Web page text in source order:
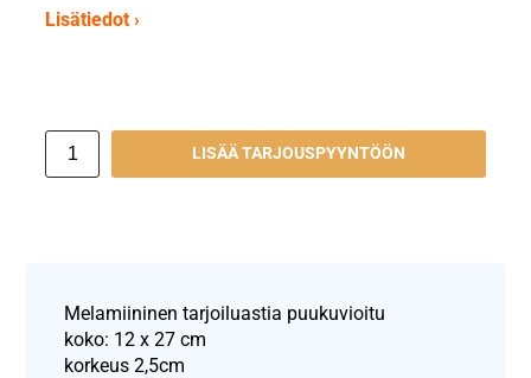
Lisätiedot ›
LISÄÄ TARJOUSPYYNTÖÖN
Melamiininen tarjoiluastia puukuvioitu
koko: 12 x 27 cm
korkeus 2,5cm